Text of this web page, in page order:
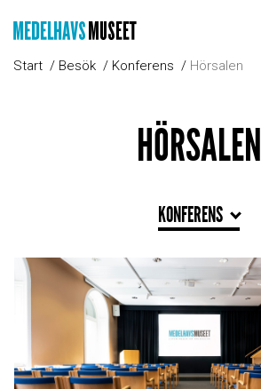
Start Besök Konferens Hörsalen
HÖRSALEN
KONFERENS